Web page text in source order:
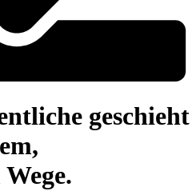
geschieht